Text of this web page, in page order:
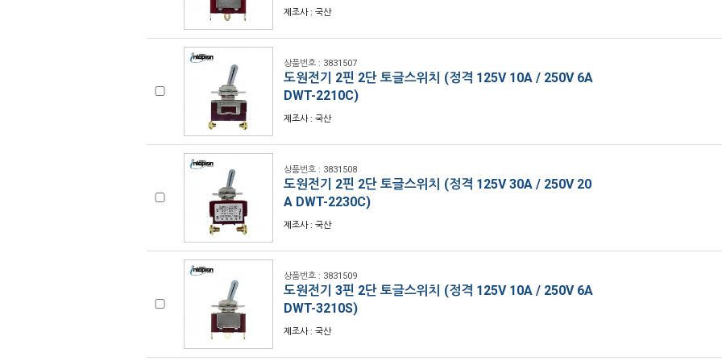
제조사 : 국산
상품번호 : 3831507
도원전기 2핀 2단 토글스위치 (정격 125V 10A / 250V 6A
DWT-2210C)
제조사 : 국산
상품번호 : 3831508
도원전기 2핀 2단 토글스위치 (정격 125V 30A / 250V 20
A DWT-2230C)
제조사 : 국산
상품번호 : 3831509
도원전기 3핀 2단 토글스위치 (정격 125V 10A / 250V 6A
DWT-3210S)
제조사 : 국산